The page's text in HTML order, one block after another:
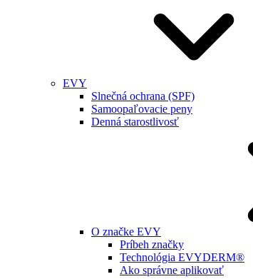
EVY
Slnečná ochrana (SPF)
Samoopaľovacie peny
Denná starostlivosť
O značke EVY
Príbeh značky
Technológia EVYDERM®
Ako správne aplikovať